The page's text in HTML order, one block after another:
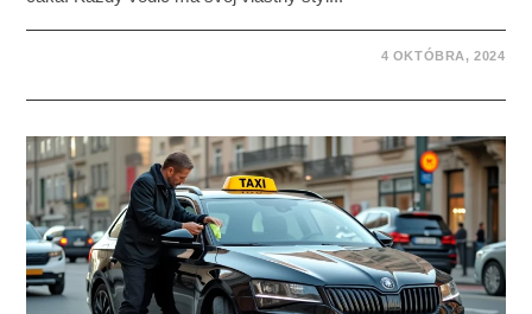
4 OKTÓBRA, 2024